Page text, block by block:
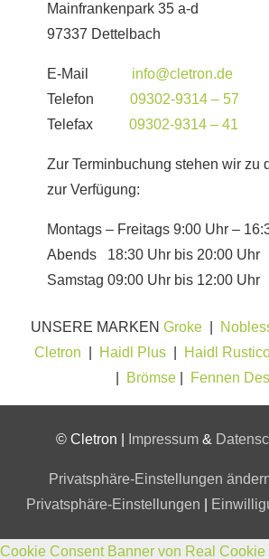
Mainfrankenpark 35 a-d
97337 Dettelbach
E-Mail info@cletron.de
Telefon 09302-9314 – 57
Telefax 09302-9314 – 41
Zur Terminbuchung stehen wir zu
zur Verfügung:
Montags – Freitags 9:00 Uhr –
Abends 18:30 Uhr bis 20:00 Uhr
Samstag 09:00 Uhr bis 12:00 Uhr
UNSERE MARKEN Groke
Cletron
Haidl Plus| Haidl
Brömse| Fennen
© Cletron | Impressum &
Privatsphäre-Einstellungen
Privatsphäre-Einstellungen
Cookie Consent Banner von Real Cookie